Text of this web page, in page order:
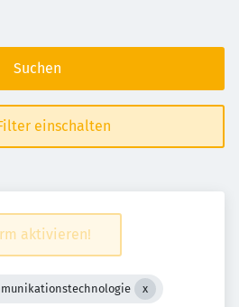
Suchen
einschalten
aktivieren!